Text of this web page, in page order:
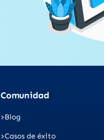
Comunidad
Blog
Casos de éxito